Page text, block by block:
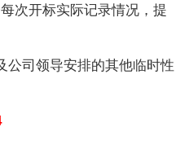
次开标实际记录情况，提
司领导安排的其他临时性